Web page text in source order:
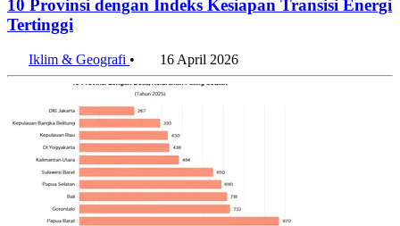
10 Provinsi dengan Indeks Kesiapan Transisi Energi
Tertinggi
Iklim & Geografi • 16 April 2026